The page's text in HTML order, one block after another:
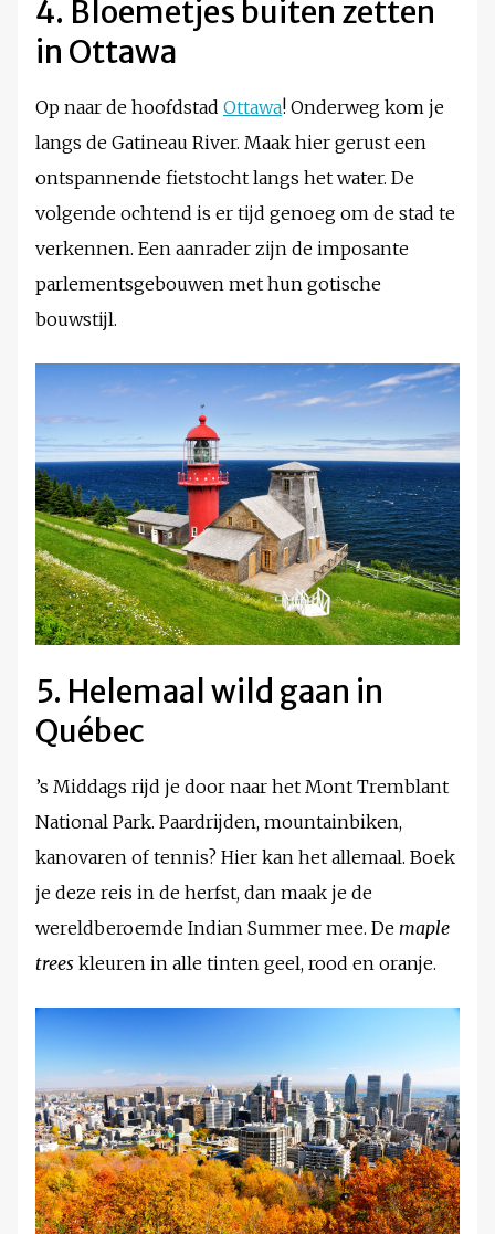
4. Bloemetjes buiten zetten
in Ottawa
Op naar de hoofdstad Ottawa! Onderweg kom je
langs de Gatineau River. Maak hier gerust een
ontspannende fietstocht langs het water. De
volgende ochtend is er tijd genoeg om de stad te
verkennen. Een aanrader zijn de imposante
parlementsgebouwen met hun gotische
bouwstijl.
5. Helemaal wild gaan in
Québec
’s Middags rijd je door naar het Mont Tremblant
National Park. Paardrijden, mountainbiken,
kanovaren of tennis? Hier kan het allemaal. Boek
je deze reis in de herfst, dan maak je de
wereldberoemde Indian Summer mee. De maple
trees kleuren in alle tinten geel, rood en oranje.